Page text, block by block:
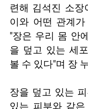
련해 김석진 소장
이와 어떤 관계
"장은 우리 몸 안
을 덮고 있는 세
볼 수 있다"며 장
장을 덮고 있는
있는 피부와 같